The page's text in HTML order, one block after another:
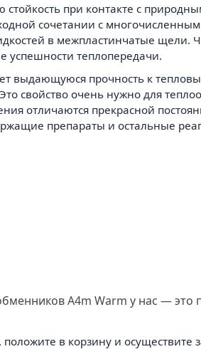
стойкость при контакте с
сочетании с
в межпластинчатые щели.
успешности теплопередачи.
выдающуюся прочность к
свойство очень нужно для
отличаются прекрасной
препараты и остальные
A4m Warm у нас —
в корзину и осуществите